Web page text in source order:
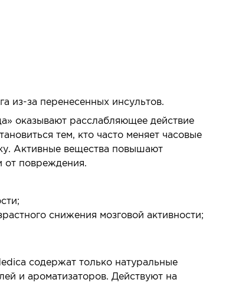
из-за перенесенных инсультов.
оказывают расслабляющее действие
тем, кто часто меняет часовые
Активные вещества повышают
от повреждения.
снижения мозговой активности;
содержат только натуральные
и ароматизаторов. Действуют на